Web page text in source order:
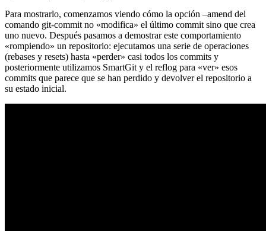
Para mostrarlo, comenzamos viendo cómo la opción –amend del
comando git-commit no «modifica» el último commit sino que crea
uno nuevo. Después pasamos a demostrar este comportamiento
«rompiendo» un repositorio: ejecutamos una serie de operaciones
(rebases y resets) hasta «perder» casi todos los commits y
posteriormente utilizamos SmartGit y el reflog para «ver» esos
commits que parece que se han perdido y devolver el repositorio a
su estado inicial.